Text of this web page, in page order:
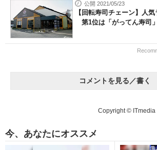
公開 2021/05/23
【回転寿司チェーン】人
第1位は「がってん寿司
コメントを見る／書く
Copyright © ITmedia
今、あなたにオススメ